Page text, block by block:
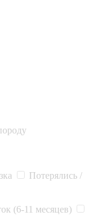
Потерялись /
(6-11 месяцев)